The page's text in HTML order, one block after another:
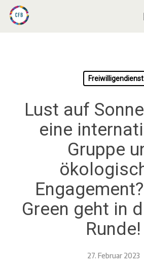
Freiwilligendienst
Lust auf
eine
Gruppe
Green geht in
Runde!
27. Februar 2023